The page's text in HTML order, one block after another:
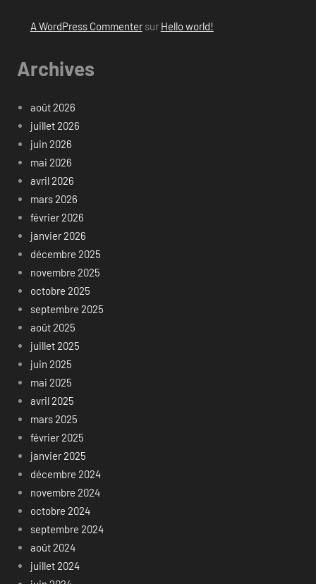
A WordPress Commentersur Hello world!
Archives
août 2026
juillet 2026
juin 2026
mai 2026
avril 2026
mars 2026
février 2026
janvier 2026
décembre 2025
novembre 2025
octobre 2025
septembre 2025
août 2025
juillet 2025
juin 2025
mai 2025
avril 2025
mars 2025
février 2025
janvier 2025
décembre 2024
novembre 2024
octobre 2024
septembre 2024
août 2024
juillet 2024